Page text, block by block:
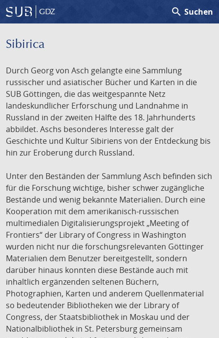
GDZ search Suchen
Sibirica
Durch Georg von Asch gelangte eine Sammlung
russischer und asiatischer Bücher und Karten in die
SUB Göttingen, die das weitgespannte Netz
landeskundlicher Erforschung und Landnahme in
Russland in der zweiten Hälfte des 18. Jahrhunderts
abbildet. Aschs besonderes Interesse galt der
Geschichte und Kultur Sibiriens von der Entdeckung bis
hin zur Eroberung durch Russland.
Unter den Beständen der Sammlung Asch befinden sich
für die Forschung wichtige, bisher schwer zugängliche
Bestände und wenig bekannte Materialien. Durch eine
Kooperation mit dem amerikanisch-russischen
multimedialen Digitalisierungsprojekt „Meeting of
Frontiers“ der Library of Congress in Washington
wurden nicht nur die forschungsrelevanten Göttinger
Materialien dem Benutzer bereitgestellt, sondern
darüber hinaus konnten diese Bestände auch mit
inhaltlich ergänzenden seltenen Büchern,
Photographien, Karten und anderem Quellenmaterial
so bedeutender Bibliotheken wie der Library of
Congress, der Staatsbibliothek in Moskau und der
Nationalbibliothek in St. Petersburg gemeinsam